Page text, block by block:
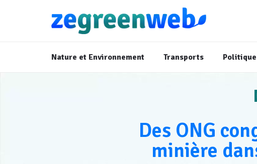
Nature et Environnement Transports
Des ONG
minière